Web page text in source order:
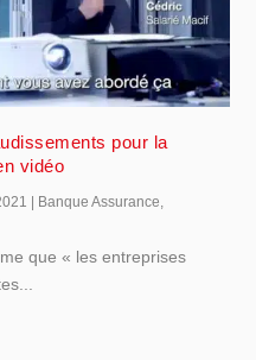
pour la
vidéo
Banque Assurance,
que « les entreprises